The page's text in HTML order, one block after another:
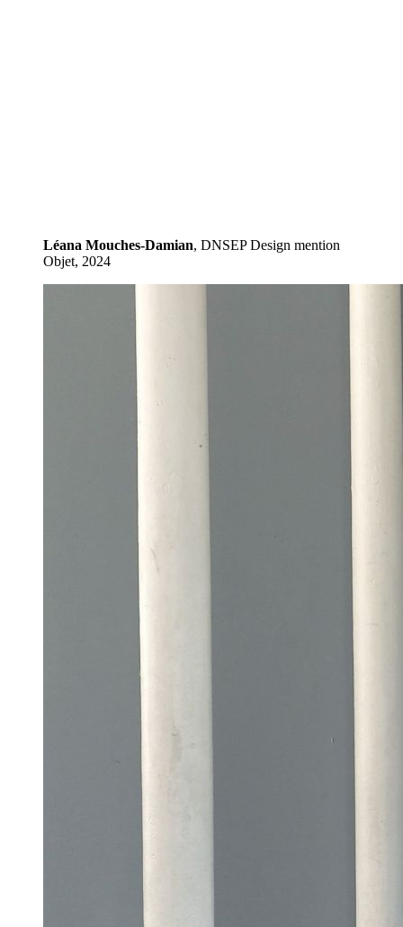
Léana Mouches-Damian, DNSEP Design mention
Objet, 2024